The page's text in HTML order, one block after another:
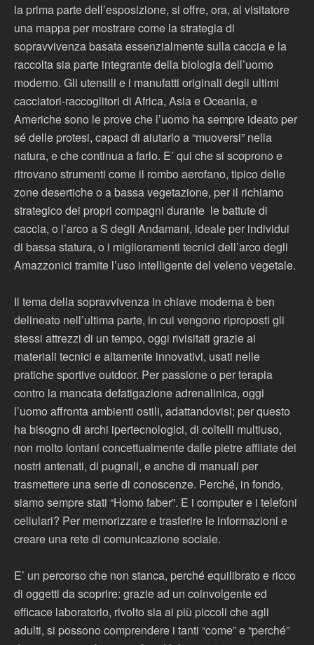
la prima parte dell’esposizione, si offre, ora, al visitatore
una mappa per mostrare come la strategia di
sopravvivenza basata essenzialmente sulla caccia e la
raccolta sia parte integrante della biologia dell’uomo
moderno. Gli utensili e i manufatti originali degli ultimi
cacciatori-raccoglitori di Africa, Asia e Oceania, e
Americhe sono le prove che l’uomo ha sempre ideato per
sé delle protesi, capaci di aiutarlo a “muoversi” nella
natura, e che continua a farlo. E’ qui che si scoprono e
ritrovano strumenti come il rombo aerofano, tipico delle
zone desertiche o a bassa vegetazione, per il richiamo
strategico dei propri compagni durante le battute di
caccia, o l’arco a S degli Andamani, ideale per individui
di bassa statura, o i miglioramenti tecnici dell’arco degli
Amazzonici tramite l’uso intelligente del veleno vegetale.
Il tema della sopravvivenza in chiave moderna è ben
delineato nell’ultima parte, in cui vengono riproposti gli
stessi attrezzi di un tempo, oggi rivisitati grazie ai
materiali tecnici e altamente innovativi, usati nelle
pratiche sportive outdoor. Per passione o per terapia
contro la mancata defatigazione adrenalinica, oggi
l’uomo affronta ambienti ostili, adattandovisi; per questo
ha bisogno di archi ipertecnologici, di coltelli multiuso,
non molto lontani concettualmente dalle pietre affilate dei
nostri antenati, di pugnali, e anche di manuali per
trasmettere una serie di conoscenze. Perché, in fondo,
siamo sempre stati “Homo faber”. E i computer e i telefoni
cellulari? Per memorizzare e trasferire le informazioni e
creare una rete di comunicazione sociale.
E’ un percorso che non stanca, perché equilibrato e ricco
di oggetti da scoprire: grazie ad un coinvolgente ed
efficace laboratorio, rivolto sia ai più piccoli che agli
adulti, si possono comprendere i tanti “come” e “perché”